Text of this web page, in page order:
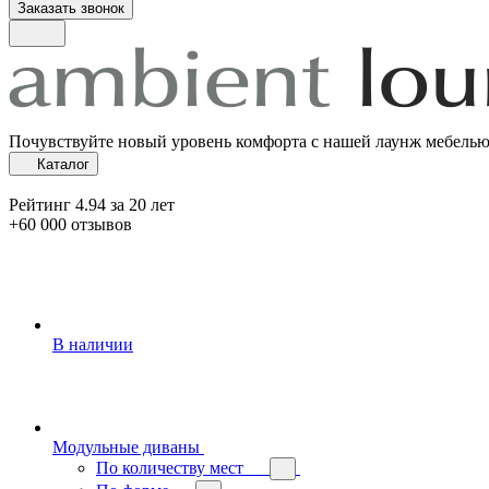
Заказать звонок
Почувствуйте новый уровень комфорта с нашей лаунж мебелью
Каталог
Рейтинг 4.94 за 20 лет
+60 000 отзывов
В наличии
Модульные диваны
По количеству мест